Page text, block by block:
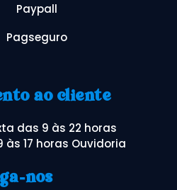
Paypall
Pagseguro
ao cliente
das 9 às 22 horas
às 17 horas Ouvidoria
nos